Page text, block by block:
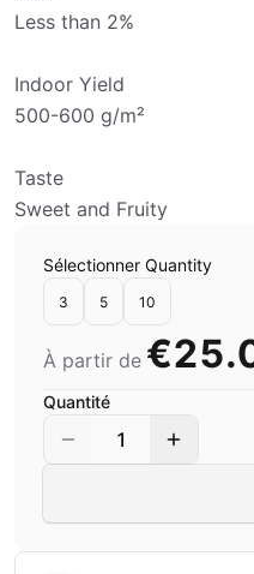
Less than 2%
Indoor Yield
500-600 g/m²
Taste
Sweet and Fruity
Sélectionner Quantity
3 5 10
À partir de
Quantité
1